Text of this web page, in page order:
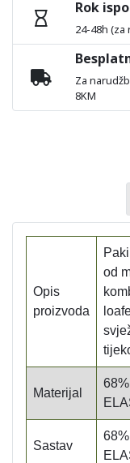
Rok
24-48h
Za
8KM
Opis
proizvoda
od
Materijal
Sastav